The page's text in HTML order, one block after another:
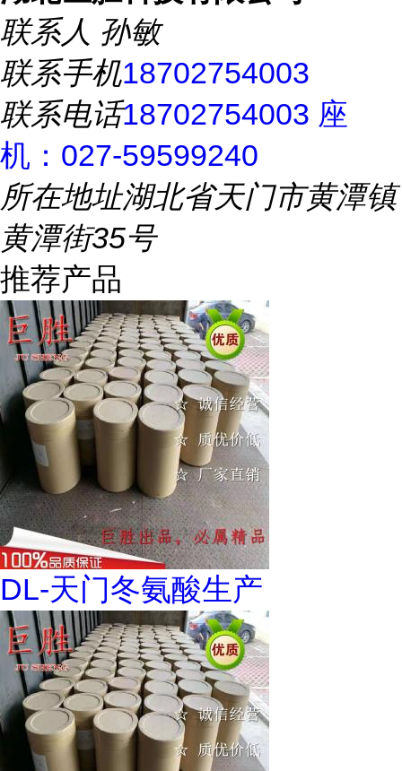
联系人 孙敏
联系手机18702754003
联系电话18702754003 座
机：027-59599240
所在地址湖北省天门市黄潭镇
黄潭街35号
推荐产品
DL-天门冬氨酸生产